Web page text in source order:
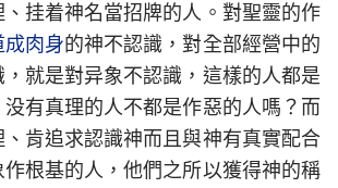
挂着神名當招牌的人。對聖靈的作
成肉身的神不認識，對全部經營中的
就是對异象不認識，這樣的人都是
有真理的人不都是作惡的人嗎？而
肯追求認識神而且與神有真實配合
根基的人，他們之所以獲得神的稱